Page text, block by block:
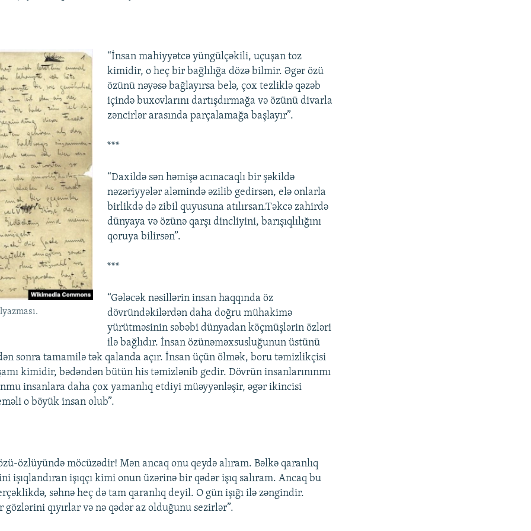
“İnsan mahiyyətcə yüngülçəkili, uçuşan toz
kimidir, o heç bir bağlılığa dözə bilmir. Əgər özü
özünü nəyəsə bağlayırsa belə, çox tezliklə qəzəb
içində buxovlarını dartışdırmağa və özünü divarla
zəncirlər arasında parçalamağa başlayır”.
***
“Daxildə sən həmişə acınacaqlı bir şəkildə
nəzəriyyələr aləmində əzilib gedirsən, elə onlarla
birlikdə də zibil quyusuna atılırsan.Təkcə zahirdə
dünyaya və özünə qarşı dincliyini, barışıqlılığını
qoruya bilirsən”.
***
“Gələcək nəsillərin insan haqqında öz
dövründəkilərdən daha doğru mühakimə
yürütməsinin səbəbi dünyadan köçmüşlərin özləri
ilə bağlıdır. İnsan özünəməxsusluğunun üstünü
sonra tamamilə tək qalanda açır. İnsan üçün ölmək, boru təmizlikçisi
kimidir, bədəndən bütün his təmizlənib gedir. Dövrün insanlarınınmı
insanlara daha çox yamanlıq etdiyi müəyyənləşir, əgər ikincisi
o böyük insan olub”.
özlüyündə möcüzədir! Mən ancaq onu qeydə alıram. Bəlkə qaranlıq
işıqlandıran işıqçı kimi onun üzərinə bir qədər işıq salıram. Ancaq bu
səhnə heç də tam qaranlıq deyil. O gün işığı ilə zəngindir.
gözlərini qıyırlar və nə qədər az olduğunu sezirlər”.